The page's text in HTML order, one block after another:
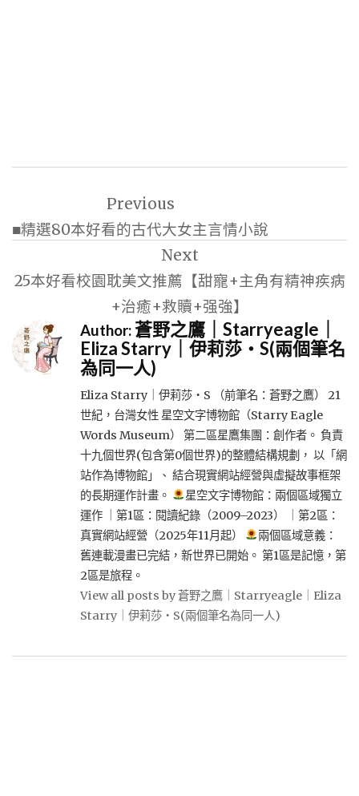
導
覽
Previous
■精選80本好看的古代大女主言情小說
Next
25本好看校園耽美文推薦【甜寵+主角有精神疾病
+治癒+救贖+强強】
Author:蒼野之鷹｜Starryeagle｜
Eliza Starry｜伊莉莎・S(兩個筆名
為同一人)
Eliza Starry｜伊莉莎・S （前筆名：蒼野之鷹） 21
世紀，台灣女性 星空文字博物館（Starry Eagle
Words Museum） 第二區星鷹集團：創作者。 負責
十九個世界(包含第0個世界)的整體結構規劃， 以「網
站作為博物館」、 結合現實網站經營與虛擬故事框架
的長期運作計畫。
星空文字博物館：兩個區域獨立
運作 ｜第1區：閱讀紀錄（2009–2023） ｜第2區：
真實網站經營（2025年11月起）
兩個區域意義：
舊連載漫畫已完結，新世界已開始。 第1區是記憶，第
2區是旅程。
View all posts by 蒼野之鷹｜Starryeagle｜Eliza
Starry｜伊莉莎・S(兩個筆名為同一人)